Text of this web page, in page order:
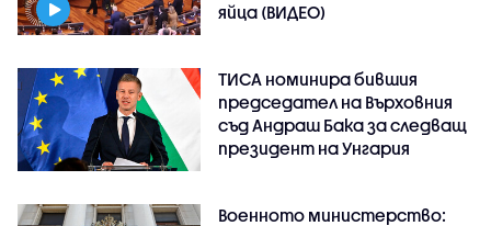
яйца (ВИДЕО)
ТИСА номинира бившия
председател на Върховния
съд Андраш Бака за следващ
президент на Унгария
Военното министерство: